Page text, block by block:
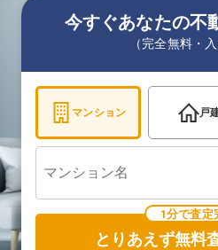
今すぐあなたの不
（完全無料・
マンション 戸
1分で査定
とりあえず無料